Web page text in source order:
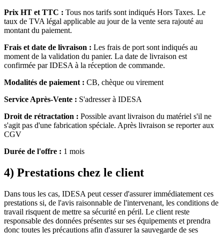
Prix HT et TTC : Tous nos tarifs sont indiqués Hors Taxes. Le
taux de TVA légal applicable au jour de la vente sera rajouté au
montant du paiement.
Frais et date de livraison : Les frais de port sont indiqués au
moment de la validation du panier. La date de livraison est
confirmée par IDESA à la réception de commande.
Modalités de paiement : CB, chèque ou virement
Service Après-Vente : S'adresser à IDESA
Droit de rétractation : Possible avant livraison du matériel s'il ne
s'agit pas d'une fabrication spéciale. Après livraison se reporter aux
CGV
Durée de l'offre : 1 mois
4) Prestations chez le client
Dans tous les cas, IDESA peut cesser d'assurer immédiatement ces
prestations si, de l'avis raisonnable de l'intervenant, les conditions de
travail risquent de mettre sa sécurité en péril. Le client reste
responsable des données présentes sur ses équipements et prendra
donc toutes les précautions afin d'assurer la sauvegarde de ses